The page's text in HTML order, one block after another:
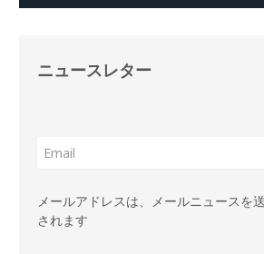
ニュースレター
メールアドレスは、メールニュースを
されます